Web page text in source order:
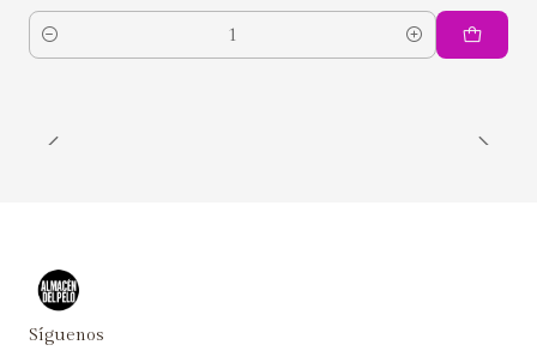
Cantidad
Síguenos